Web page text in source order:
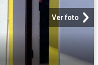
Ver foto